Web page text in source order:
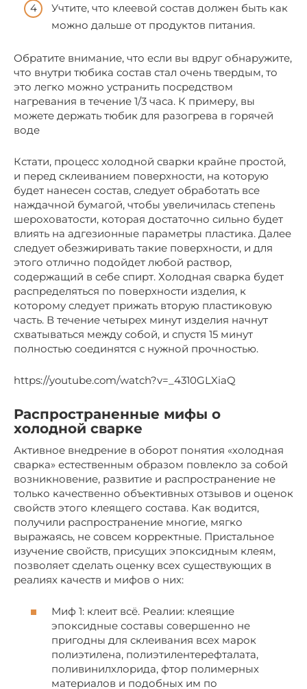
Учтите, что клеевой состав должен быть как
можно дальше от продуктов питания.
Обратите внимание, что если вы вдруг обнаружите,
что внутри тюбика состав стал очень твердым, то
это легко можно устранить посредством
нагревания в течение 1/3 часа. К примеру, вы
можете держать тюбик для разогрева в горячей
воде
Кстати, процесс холодной сварки крайне простой,
и перед склеиванием поверхности, на которую
будет нанесен состав, следует обработать все
наждачной бумагой, чтобы увеличилась степень
шероховатости, которая достаточно сильно будет
влиять на адгезионные параметры пластика. Далее
следует обезжиривать такие поверхности, и для
этого отлично подойдет любой раствор,
содержащий в себе спирт. Холодная сварка будет
распределяться по поверхности изделия, к
которому следует прижать вторую пластиковую
часть. В течение четырех минут изделия начнут
схватываться между собой, и спустя 15 минут
полностью соединятся с нужной прочностью.
https://youtube.com/watch?v=_4310GLXiaQ
Распространенные мифы о
холодной сварке
Активное внедрение в оборот понятия «холодная
сварка» естественным образом повлекло за собой
возникновение, развитие и распространение не
только качественно объективных отзывов и оценок
свойств этого клеящего состава. Как водится,
получили распространение многие, мягко
выражаясь, не совсем корректные. Пристальное
изучение свойств, присущих эпоксидным клеям,
позволяет сделать оценку всех существующих в
реалиях качеств и мифов о них:
Миф 1: клеит всё. Реалии: клеящие
эпоксидные составы совершенно не
пригодны для склеивания всех марок
полиэтилена, полиэтилентерефталата,
поливинилхлорида, фтор полимерных
материалов и подобных им по